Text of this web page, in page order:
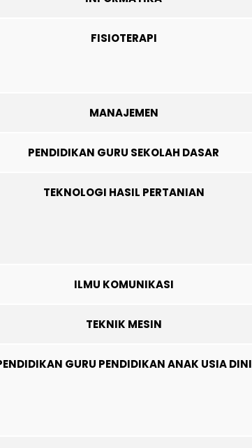
FISIOTERAPI
MANAJEMEN
PENDIDIKAN GURU SEKOLAH DASAR
TEKNOLOGI HASIL PERTANIAN
ILMU KOMUNIKASI
TEKNIK MESIN
GURU PENDIDIKAN ANAK USIA DINI